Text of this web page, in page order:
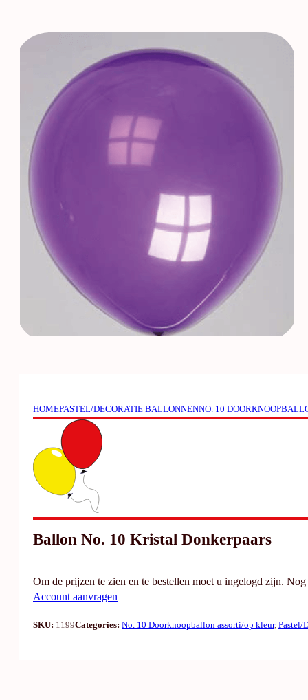
HOMEPASTEL/DECORATIE BALLONNENNO. 10
Ballon No. 10 Kristal Donkerpaars
Om de prijzen te zien en te bestellen moet u ingelogd zijn. Nog
Account aanvragen
SKU: 1199Categories: No. 10 Doorknoopballon assorti/op kleur, Pastel/